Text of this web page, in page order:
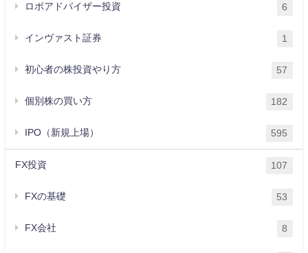
ロボアドバイザー投資 6
インヴァスト証券 1
初心者の株投資やり方 57
個別株の買い方 182
IPO（新規上場） 595
FX投資 107
FXの基礎 53
FX会社 8